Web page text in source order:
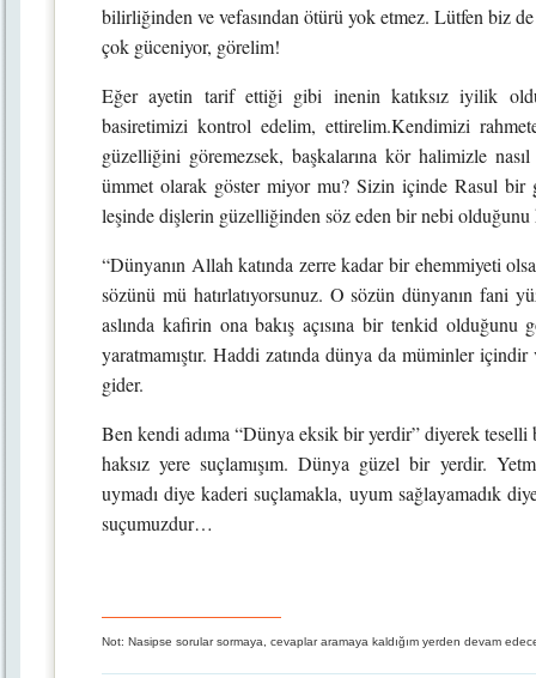
bilirliğinden ve vefasından ötürü yok etmez. Lütfen biz
çok güceniyor, görelim!
Eğer ayetin tarif ettiği gibi inenin katıksız iyilik
basiretimizi kontrol edelim, ettirelim.Kendimizi
güzelliğini göremezsek, başkalarına kör halimizle
ümmet olarak göster miyor mu? Sizin içinde Rasul bir
leşinde dişlerin güzelliğinden söz eden bir nebi olduğunu
“Dünyanın Allah katında zerre kadar bir ehemmiyeti
sözünü mü hatırlatıyorsunuz. O sözün dünyanın fani
aslında kafirin ona bakış açısına bir tenkid
yaratmamıştır. Haddi zatında dünya da müminler
gider.
Ben kendi adıma “Dünya eksik bir yerdir” diyerek
haksız yere suçlamışım. Dünya güzel bir yerdir.
uymadı diye kaderi suçlamakla, uyum sağlayamadık
suçumuzdur…
Not: Nasipse sorular sormaya, cevaplar aramaya kaldığım yerden devam